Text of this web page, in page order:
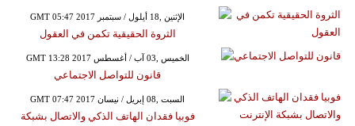
GMT 05:47 2017 الإثنين ,18 أيلول / سبتمبر
الثروة الحقيقية تكمن في العقول
GMT 13:28 2017 الخميس ,03 آب / أغسطس
قانون للتواصل الاجتماعي
GMT 07:47 2017 السبت ,08 إبريل / نيسان
فوبيا فقدان الهاتف الذكي والاتصال بشبكة